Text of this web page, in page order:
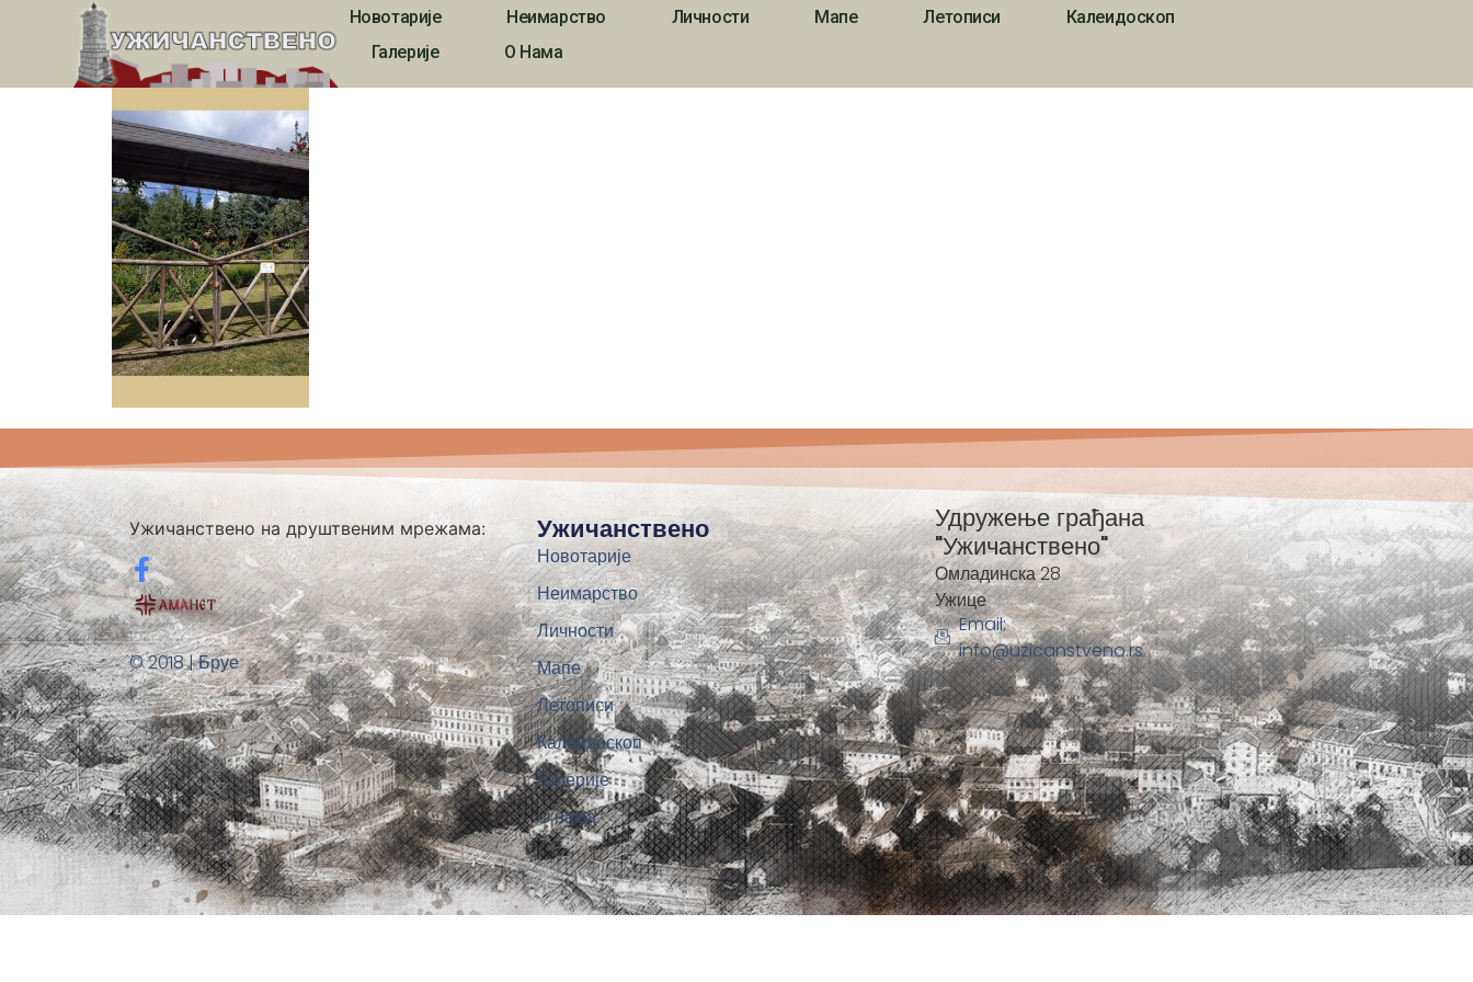
Новотарије Неимарство Личности Мапе Летописи
Калеидоскоп
Галерије
О Нама
1696
Ужичанствено на друштвеним мрежама:
© 2018 | Бруе
Ужичанствено
Новотарије
Неимарство
Личности
Мапе
Летописи
Калеидоскоп
Галерије
О нама
Удружење грађана
"Ужичанствено"
Омладинска 28
Ужице
Email:
info@uzicanstveno.rs